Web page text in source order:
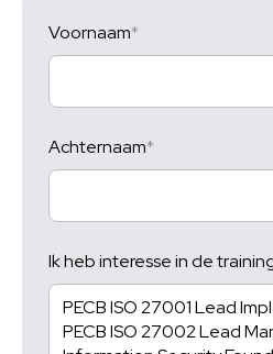
Voornaam
Achternaam
Ik heb interesse in de